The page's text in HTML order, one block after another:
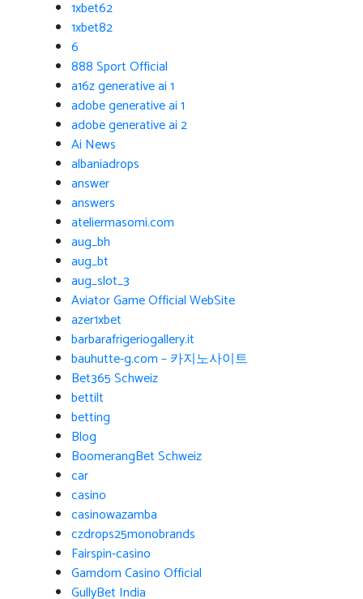
1xbet62
1xbet82
6
888 Sport Official
a16z generative ai 1
adobe generative ai 1
adobe generative ai 2
Ai News
albaniadrops
answer
answers
ateliermasomi.com
aug_bh
aug_bt
aug_slot_3
Aviator Game Official WebSite
azer1xbet
barbarafrigeriogallery.it
bauhutte-g.com – 카지노사이트
Bet365 Schweiz
bettilt
betting
Blog
BoomerangBet Schweiz
car
casino
casinowazamba
czdrops25monobrands
Fairspin-casino
Gamdom Casino Official
GullyBet India